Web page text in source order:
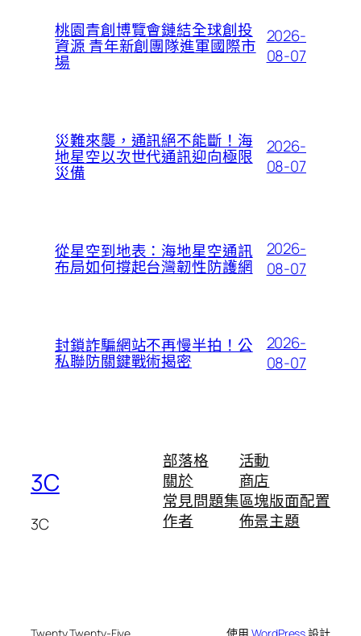
桃園青創博覽會鏈結全球創投
資源 青年新創團隊進軍國際市
場
2026-
08-07
災難來襲，通訊絕不能斷！海
地星空以次世代通訊迎向極限
災備
2026-
08-07
從星空到地表：海地星空通訊
布局如何撐起台灣韌性防護網
2026-
08-07
封鎖詐騙網站不再慢半拍！公
私聯防關鍵戰術揭密
2026-
08-07
3C
3C
部落格
關於
常見問題集
作者
活動
商店
區塊版面配置
佈景主題